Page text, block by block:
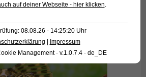
auf deiner Webseite - hier klicken
08.08.26 - 14:25:20 Uhr
| Impressum
Management - v.1.0.7.4 - de_DE